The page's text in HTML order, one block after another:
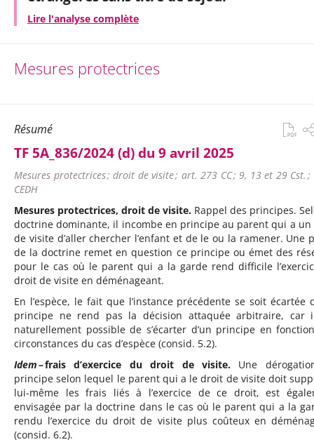
Lire l'analyse complète
Mesures protectrices
Résumé
TF 5A_836/2024 (d) du 9 avril 2025
Mesures protectrices ; droit de visite ; art. 273 CC ; 9, 13 et 29 Cst.
CEDH
Mesures protectrices, droit de visite. Rappel des principes.
doctrine dominante, il incombe en principe au parent qui a
de visite d’aller chercher l’enfant et de le ou la ramener. Une
de la doctrine remet en question ce principe ou émet des
pour le cas où le parent qui a la garde rend difficile
droit de visite en déménageant.
En l’espèce, le fait que l’instance précédente se soit écartée
principe ne rend pas la décision attaquée arbitraire, car
naturellement possible de s’écarter d’un principe en
circonstances du cas d’espèce (consid. 5.2).
Idem– frais d’exercice du droit de visite. Une
principe selon lequel le parent qui a le droit de visite doit
lui-même les frais liés à l’exercice de ce droit, est
envisagée par la doctrine dans le cas où le parent qui a la
rendu l’exercice du droit de visite plus coûteux en
(consid. 6.2).